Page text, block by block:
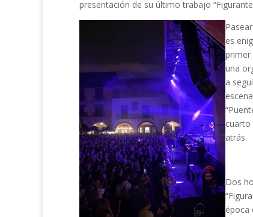
presentación de su último trabajo
es
primer
una
a
cuarto
atrás.
Dos
época